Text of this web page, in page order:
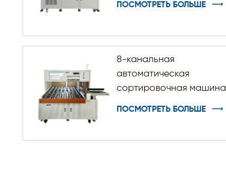
ПОСМОТРЕТЬ БОЛЬШЕ
8-канальная
автоматическая
сортировочная машина
ПОСМОТРЕТЬ БОЛЬШЕ